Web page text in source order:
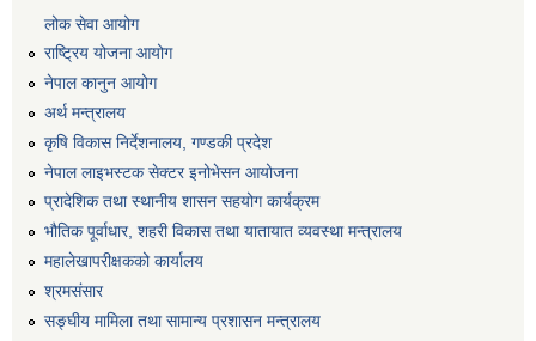
लोक सेवा आयोग
राष्ट्रिय योजना आयोग
नेपाल कानुन आयोग
अर्थ मन्त्रालय
कृषि विकास निर्देशनालय, गण्डकी प्रदेश
नेपाल लाइभस्टक सेक्टर इनोभेसन आयोजना
प्रादेशिक तथा स्थानीय शासन सहयोग कार्यक्रम
भौतिक पूर्वाधार, शहरी विकास तथा यातायात व्यवस्था मन्त्रालय
महालेखापरीक्षकको कार्यालय
श्रमसंसार
सङ्घीय मामिला तथा सामान्य प्रशासन मन्त्रालय